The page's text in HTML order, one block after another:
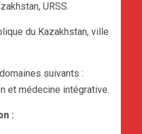
URSS.
du Kazakhstan, ville
suivants :
et médecine intégrative.
: